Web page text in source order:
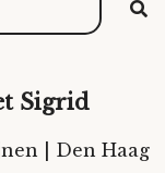
Sigrid
| Den Haag